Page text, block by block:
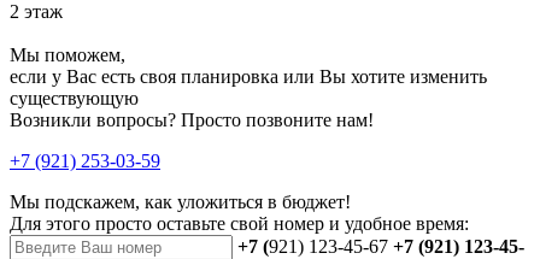
2 этаж
Мы поможем,
если у Вас есть своя планировка или Вы хотите изменить
существующую
Возникли вопросы? Просто позвоните нам!
+7 (921) 253-03-59
Мы подскажем, как уложиться в бюджет!
Для этого просто оставьте свой номер и удобное время:
+7 (921) 123-45-67 +7 (921) 123-45-